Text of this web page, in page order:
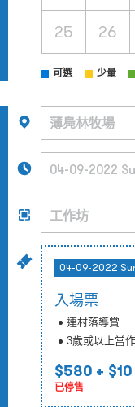
25 26
可選 少量
04-09-2022
入場票
連村落導賞
3歲或以上當
$580 + $10
已停售